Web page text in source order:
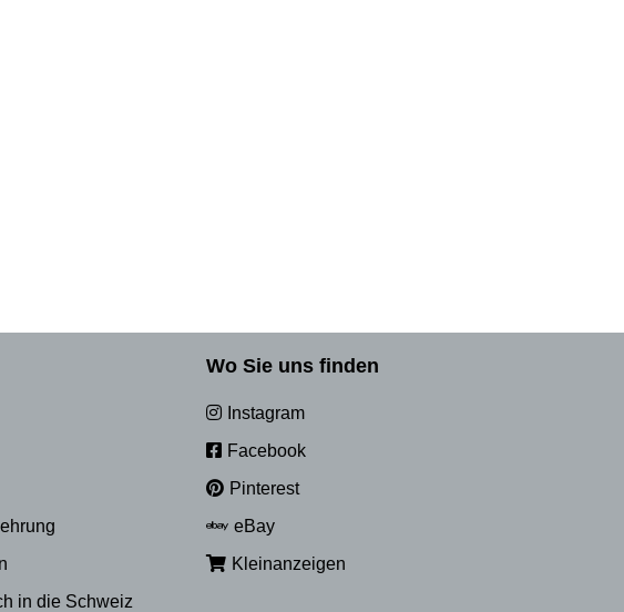
in die Schweiz
Wo Sie uns finden
Instagram
Facebook
Pinterest
eBay
Kleinanzeigen